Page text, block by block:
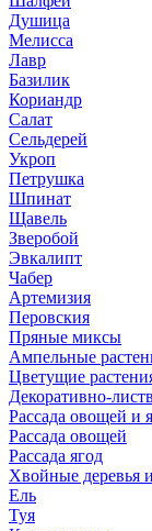
Душица
Мелисса
Лавр
Базилик
Кориандр
Салат
Сельдерей
Укроп
Петрушка
Шпинат
Щавель
Зверобой
Эвкалипт
Чабер
Артемизия
Перовския
Пряные миксы
Ампельные
Цветущие
Декоративно-
Рассада овощей и
Рассада овощей
Рассада ягод
Хвойные деревья
Ель
Туя